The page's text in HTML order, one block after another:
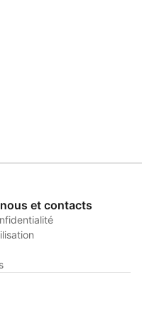
et contacts